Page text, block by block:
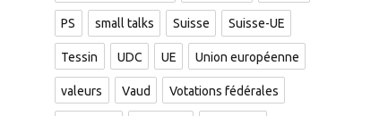
PS small talks Suisse Suisse-UE
Tessin UDC UE Union européenne
valeurs Vaud Votations fédérales